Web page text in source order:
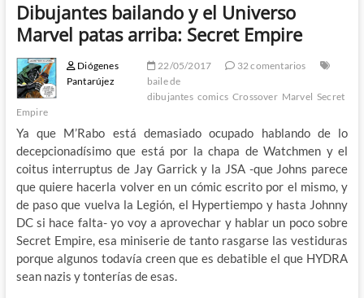
Dibujantes bailando y el Universo
Marvel patas arriba: Secret Empire
Diógenes
Pantarújez
22/05/2017
32 comentarios
baile de
dibujantes comics Crossover Marvel Secret
Empire
Ya que M’Rabo está demasiado ocupado hablando de lo
decepcionadísimo que está por la chapa de Watchmen y el
coitus interruptus de Jay Garrick y la JSA -que Johns parece
que quiere hacerla volver en un cómic escrito por el mismo, y
de paso que vuelva la Legión, el Hypertiempo y hasta Johnny
DC si hace falta- yo voy a aprovechar y hablar un poco sobre
Secret Empire, esa miniserie de tanto rasgarse las vestiduras
porque algunos todavía creen que es debatible el que HYDRA
sean nazis y tonterías de esas.